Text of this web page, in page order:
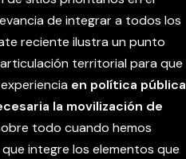
de integrar a todos los
reciente ilustra un punto
territorial para que
en política pública
la movilización de
todo cuando hemos
integre los elementos que